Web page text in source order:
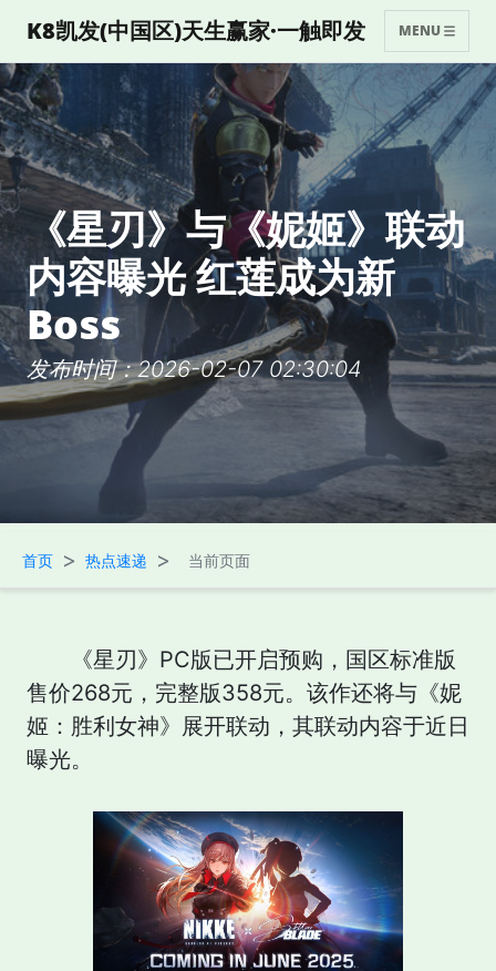
K8凯发(中国区)天生赢家·一触即发 MENU
《星刃》与《妮姬》联动
内容曝光 红莲成为新
Boss
发布时间：2026-02-07 02:30:04
首页 > 热点速递 > 当前页面
《星刃》PC版已开启预购，国区标准版
售价268元，完整版358元。该作还将与《妮
姬：胜利女神》展开联动，其联动内容于近日
曝光。